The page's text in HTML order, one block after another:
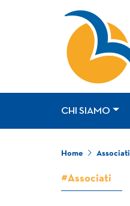
CHI SIAMO
Home Associati
#Associati